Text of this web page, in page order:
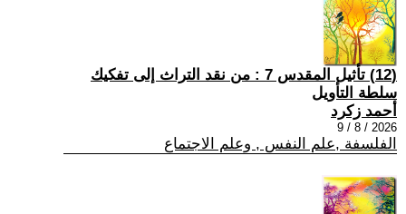
(12) تأثيل المقدس 7 : من نقد التراث إلى تفكيك
سلطة التأويل
أحمد زكرد
2026 / 8 / 9
الفلسفة ,علم النفس , وعلم الاجتماع